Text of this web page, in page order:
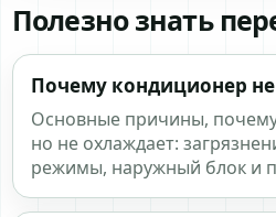
Полезно знать
Почему кондиционер
Основные причины,
но не охлаждает:
режимы, наружный блок и